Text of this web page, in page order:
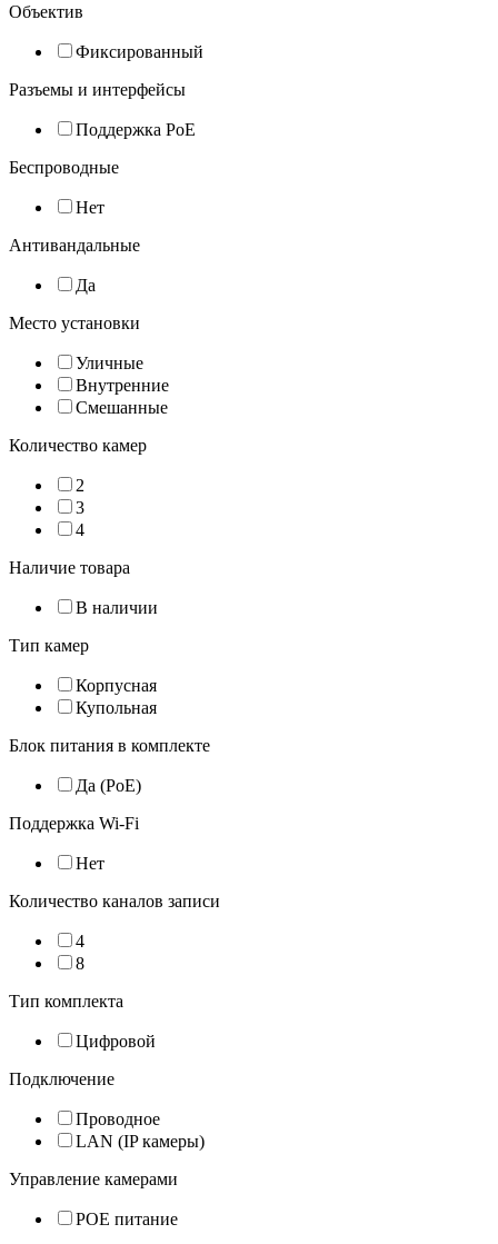
Объектив
Фиксированный
Разъемы и интерфейсы
Поддержка PoE
Беспроводные
Нет
Антивандальные
Да
Место установки
Уличные
Внутренние
Смешанные
Количество камер
2
3
4
Наличие товара
В наличии
Тип камер
Корпусная
Купольная
Блок питания в комплекте
Да (PoE)
Поддержка Wi-Fi
Нет
Количество каналов записи
4
8
Тип комплекта
Цифровой
Подключение
Проводное
LAN (IP камеры)
Управление камерами
POE питание